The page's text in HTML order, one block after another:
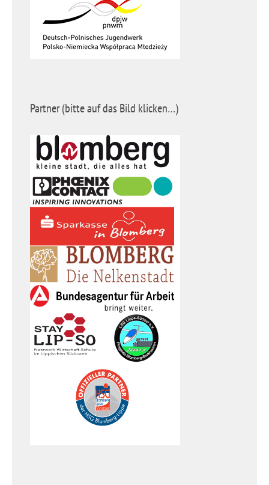
Partner (bitte auf das Bild klicken…)